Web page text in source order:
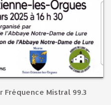
Fréquence Mistral 99.3